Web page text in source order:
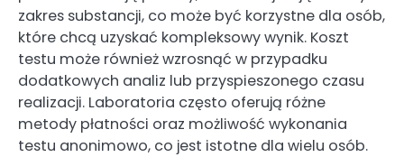
zakres substancji, co może być korzystne dla osób,
które chcą uzyskać kompleksowy wynik. Koszt
testu może również wzrosnąć w przypadku
dodatkowych analiz lub przyspieszonego czasu
realizacji. Laboratoria często oferują różne
metody płatności oraz możliwość wykonania
testu anonimowo, co jest istotne dla wielu osób.